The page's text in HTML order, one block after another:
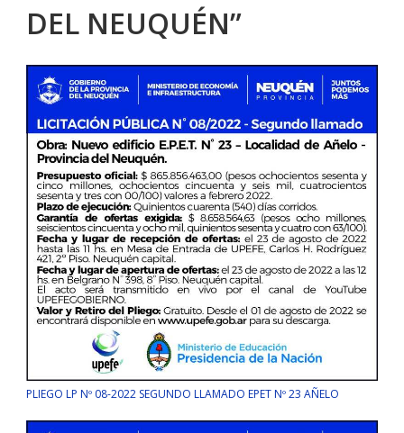
DEL NEUQUÉN”
PLIEGO LP Nº 08-2022 SEGUNDO LLAMADO EPET Nº 23 AÑELO